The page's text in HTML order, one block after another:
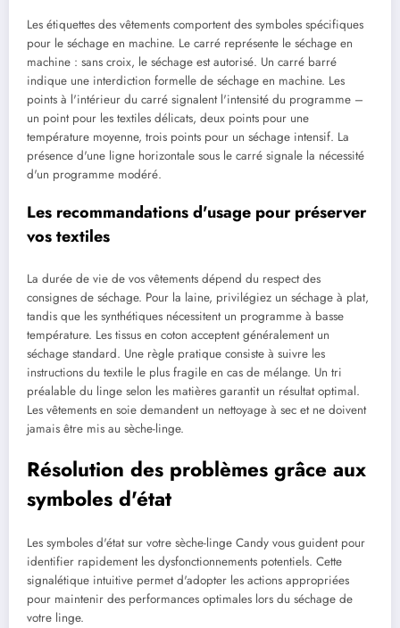
Les étiquettes des vêtements comportent des symboles spécifiques
pour le séchage en machine. Le carré représente le séchage en
machine : sans croix, le séchage est autorisé. Un carré barré
indique une interdiction formelle de séchage en machine. Les
points à l'intérieur du carré signalent l'intensité du programme –
un point pour les textiles délicats, deux points pour une
température moyenne, trois points pour un séchage intensif. La
présence d'une ligne horizontale sous le carré signale la nécessité
d'un programme modéré.
Les recommandations d'usage pour préserver
vos textiles
La durée de vie de vos vêtements dépend du respect des
consignes de séchage. Pour la laine, privilégiez un séchage à plat,
tandis que les synthétiques nécessitent un programme à basse
température. Les tissus en coton acceptent généralement un
séchage standard. Une règle pratique consiste à suivre les
instructions du textile le plus fragile en cas de mélange. Un tri
préalable du linge selon les matières garantit un résultat optimal.
Les vêtements en soie demandent un nettoyage à sec et ne doivent
jamais être mis au sèche-linge.
Résolution des problèmes grâce aux
symboles d'état
Les symboles d'état sur votre sèche-linge Candy vous guident pour
identifier rapidement les dysfonctionnements potentiels. Cette
signalétique intuitive permet d'adopter les actions appropriées
pour maintenir des performances optimales lors du séchage de
votre linge.